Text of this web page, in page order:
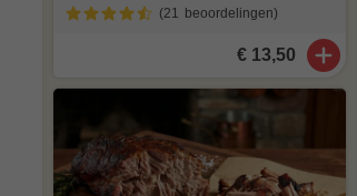
(21 beoordelingen)
€ 13,50